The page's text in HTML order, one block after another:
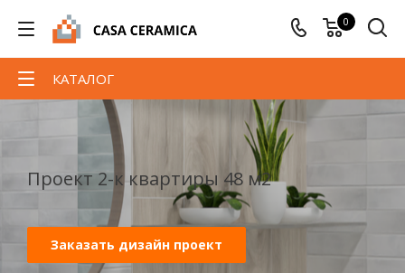
0
КАТАЛОГ
Проект 2-к квартиры 48 м2
Заказать дизайн проект